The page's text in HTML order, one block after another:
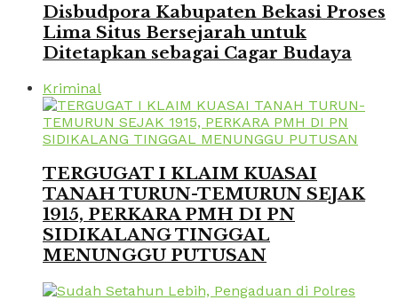
Disbudpora Kabupaten Bekasi Proses
Lima Situs Bersejarah untuk
Ditetapkan sebagai Cagar Budaya
Kriminal
TERGUGAT I KLAIM KUASAI
TANAH TURUN-TEMURUN SEJAK
1915, PERKARA PMH DI PN
SIDIKALANG TINGGAL
MENUNGGU PUTUSAN